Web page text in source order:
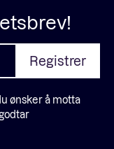
ønsker å motta